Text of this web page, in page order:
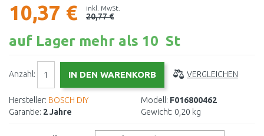
10,37 € inkl. MwSt.
20,77 €
auf Lager mehr als 10 St
Anzahl: VERGLEICHEN
Hersteller: BOSCH DIY
Garantie: 2 Jahre
Modell: F016800462
Gewicht: 0,20 kg